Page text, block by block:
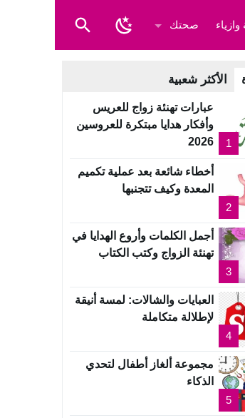
صحتك
الأكثر شعبية
1
عبارات تهنئة زواج للعريس
وأفكار هدايا مبتكرة للعروسين
2026
2
أخطاء شائعة بعد عملية تكميم
المعدة وكيف تتجنبها
3
أجمل الكلمات وأروع الهدايا في
تهنئة الزواج وكتب الكتاب
4
العبايات والشالات: لمسة أنيقة
لإطلالة متكاملة
5
مجموعة ألغاز أطفال لتحدي
الذكاء